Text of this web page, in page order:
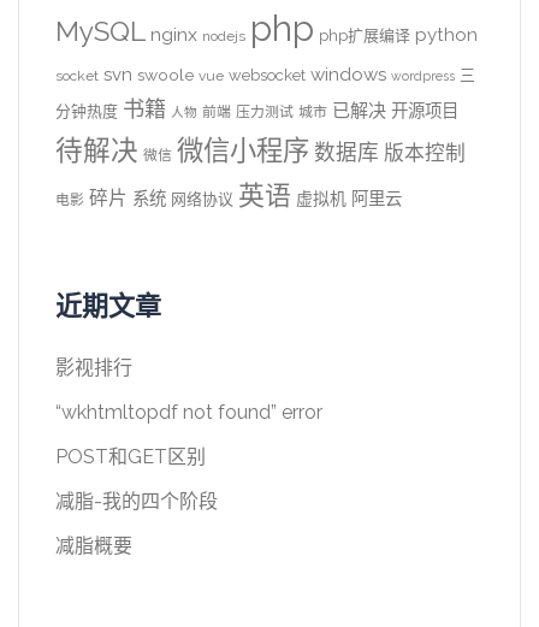
MySQL nginx nodejs php php扩展编译 python
socket svn swoole vue websocket windows wordpress 三
分钟热度 书籍 人物 前端 压力测试 城市 已解决 开源项目
待解决 微信 微信小程序 数据库 版本控制
电影 碎片 系统 网络协议 英语 虚拟机 阿里云
近期文章
影视排行
“wkhtmltopdf not found” error
POST和GET区别
减脂-我的四个阶段
减脂概要